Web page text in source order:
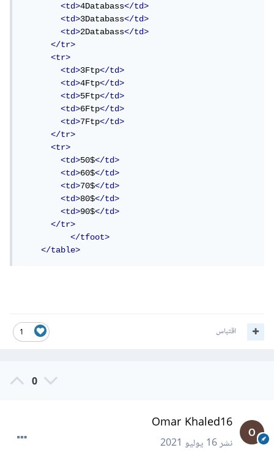
<td>4Databass</td>
<td>3Databass</td>
<td>2Databass</td>
</tr>
<tr>
<td>3Ftp</td>
<td>4Ftp</td>
<td>5Ftp</td>
<td>6Ftp</td>
<td>7Ftp</td>
</tr>
<tr>
<td>50$</td>
<td>60$</td>
<td>70$</td>
<td>80$</td>
<td>90$</td>
</tr>
</tfoot>
</table>
1 اقتباس
0
Omar Khaled16
نشر16 يوليو 2021